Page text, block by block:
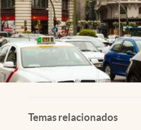
Temas relacionados